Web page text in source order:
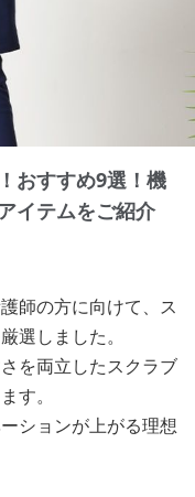
おすすめ9選！機
イテムをご紹介
師の方に向けて、ス
選しました。
を両立したスクラブ
す。
ションが上がる理想